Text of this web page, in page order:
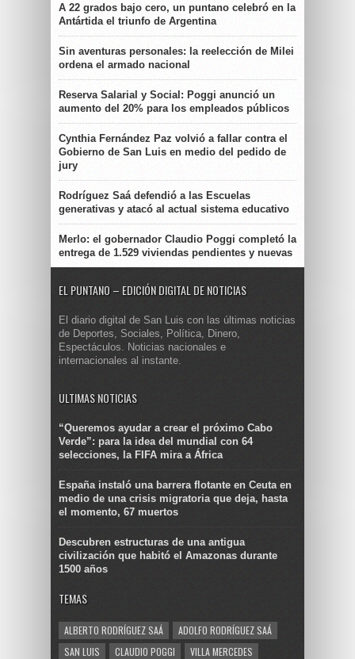
A 22 grados bajo cero, un puntano celebró en la
Antártida el triunfo de Argentina
Sin aventuras personales: la reelección de Milei
ordena el armado nacional
Reserva Salarial y Social: Poggi anunció un
aumento del 20% para los empleados públicos
Cynthia Fernández Paz volvió a fallar contra el
Gobierno de San Luis en medio del pedido de
jury
Rodríguez Saá defendió a las Escuelas
generativas y atacó al actual sistema educativo
Merlo: el gobernador Claudio Poggi completó la
entrega de 1.529 viviendas pendientes y nuevas
EL PUNTANO – EDICIÓN DIGITAL DE NOTICIAS
El diario digital de San Luis con las últimas noticias
de Deportes, Sociales, Política, Dinero,
Espectáculos. Noticias nacionales e
internacionales al instante.
ULTIMAS NOTICIAS
“Queremos ayudar a crear el próximo Cabo
Verde”: para la idea del mundial con 64
selecciones, la FIFA mira a África
España instaló una barrera flotante en Ceuta en
medio de una crisis migratoria que deja, hasta
el momento, 67 muertos
Descubren estructuras de una antigua
civilización que habitó el Amazonas durante
1500 años
TEMAS
ALBERTO RODRÍGUEZ SAÁ
ADOLFO RODRÍGUEZ SAÁ
SAN LUIS
CLAUDIO POGGI
VILLA MERCEDES